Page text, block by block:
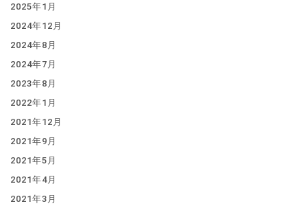
2025年1月
2024年12月
2024年8月
2024年7月
2023年8月
2022年1月
2021年12月
2021年9月
2021年5月
2021年4月
2021年3月